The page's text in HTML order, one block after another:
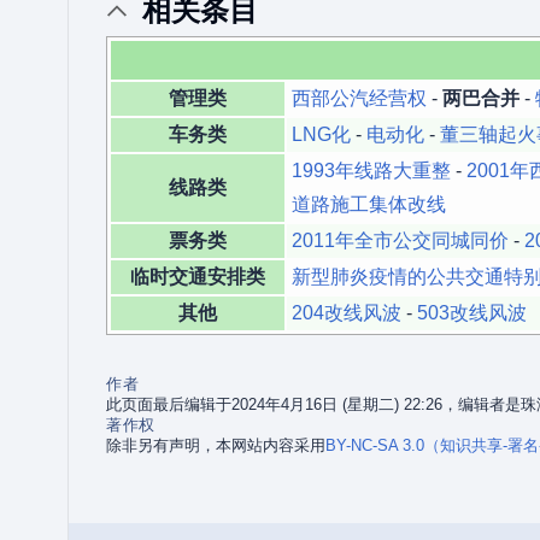
相关条目
管理类 西部公汽经营权 - 两巴合并 -
车务类
LNG化 - 电动化 - 董三轴起
线路类
1993年线路大重整 - 2001年
道路施工集体改线
票务类
2011年全市公交同城同价 -
临时交通安排类
新型肺炎疫情的公共交通特
其他
204改线风波 - 503改线风波
作者
此页面最后编辑于2024年4月16日 (星期二) 22:26，编辑者是
著作权
除非另有声明，本网站内容采用 BY-NC-SA 3.0（知识共享-署